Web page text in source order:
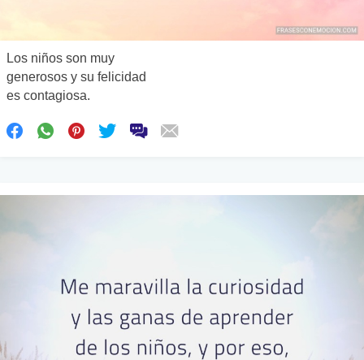
Los niños son muy
generosos y su felicidad
es contagiosa.